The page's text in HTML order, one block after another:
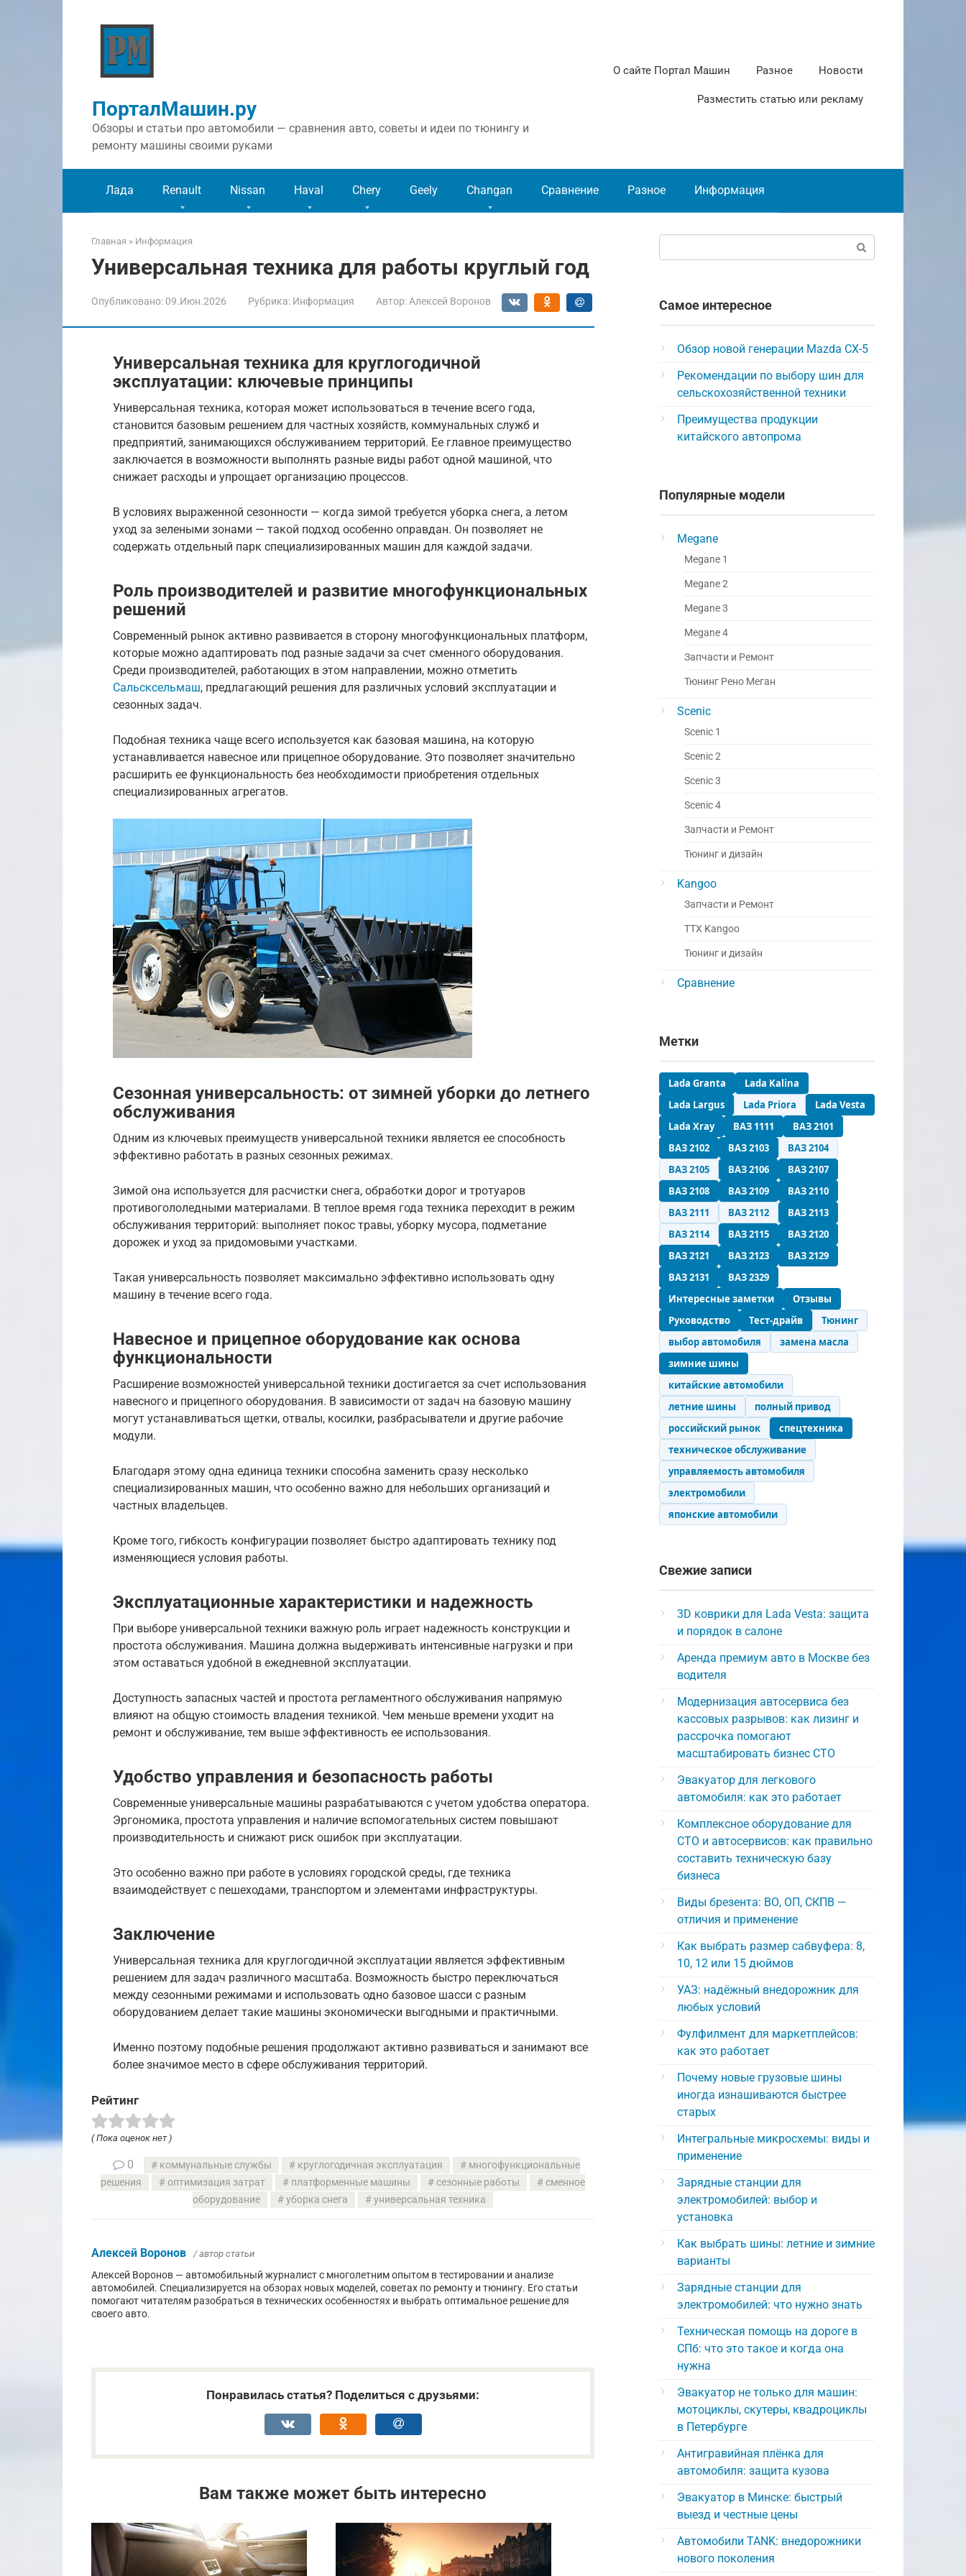
ПорталМашин.ру
Обзоры и статьи про автомобили — сравнения авто, советы и идеи по тюнингу и
ремонту машины своими руками
О сайте Портал Машин Разное Новости
Разместить статью или рекламу
Лада Renault Nissan Haval Chery Geely Changan Сравнение Разное Информация
Главная » Информация
Универсальная техника для работы круглый год
Опубликовано: 09.Июн.2026 Рубрика: Информация Автор: Алексей Воронов
Универсальная техника для круглогодичной
эксплуатации: ключевые принципы
Универсальная техника, которая может использоваться в течение всего года,
становится базовым решением для частных хозяйств, коммунальных служб и
предприятий, занимающихся обслуживанием территорий. Ее главное преимущество
заключается в возможности выполнять разные виды работ одной машиной, что
снижает расходы и упрощает организацию процессов.
В условиях выраженной сезонности — когда зимой требуется уборка снега, а летом
уход за зелеными зонами — такой подход особенно оправдан. Он позволяет не
содержать отдельный парк специализированных машин для каждой задачи.
Роль производителей и развитие многофункциональных
решений
Современный рынок активно развивается в сторону многофункциональных платформ,
которые можно адаптировать под разные задачи за счет сменного оборудования.
Среди производителей, работающих в этом направлении, можно отметить
Сальсксельмаш, предлагающий решения для различных условий эксплуатации и
сезонных задач.
Подобная техника чаще всего используется как базовая машина, на которую
устанавливается навесное или прицепное оборудование. Это позволяет значительно
расширить ее функциональность без необходимости приобретения отдельных
специализированных агрегатов.
Сезонная универсальность: от зимней уборки до летнего
обслуживания
Одним из ключевых преимуществ универсальной техники является ее способность
эффективно работать в разных сезонных режимах.
Зимой она используется для расчистки снега, обработки дорог и тротуаров
противогололедными материалами. В теплое время года техника переходит в режим
обслуживания территорий: выполняет покос травы, уборку мусора, подметание
дорожек и уход за придомовыми участками.
Такая универсальность позволяет максимально эффективно использовать одну
машину в течение всего года.
Навесное и прицепное оборудование как основа
функциональности
Расширение возможностей универсальной техники достигается за счет использования
навесного и прицепного оборудования. В зависимости от задач на базовую машину
могут устанавливаться щетки, отвалы, косилки, разбрасыватели и другие рабочие
модули.
Благодаря этому одна единица техники способна заменить сразу несколько
специализированных машин, что особенно важно для небольших организаций и
частных владельцев.
Кроме того, гибкость конфигурации позволяет быстро адаптировать технику под
изменяющиеся условия работы.
Эксплуатационные характеристики и надежность
При выборе универсальной техники важную роль играет надежность конструкции и
простота обслуживания. Машина должна выдерживать интенсивные нагрузки и при
этом оставаться удобной в ежедневной эксплуатации.
Доступность запасных частей и простота регламентного обслуживания напрямую
влияют на общую стоимость владения техникой. Чем меньше времени уходит на
ремонт и обслуживание, тем выше эффективность ее использования.
Удобство управления и безопасность работы
Современные универсальные машины разрабатываются с учетом удобства оператора.
Эргономика, простота управления и наличие вспомогательных систем повышают
производительность и снижают риск ошибок при эксплуатации.
Это особенно важно при работе в условиях городской среды, где техника
взаимодействует с пешеходами, транспортом и элементами инфраструктуры.
Заключение
Универсальная техника для круглогодичной эксплуатации является эффективным
решением для задач различного масштаба. Возможность быстро переключаться
между сезонными режимами и использовать одно базовое шасси с разным
оборудованием делает такие машины экономически выгодными и практичными.
Именно поэтому подобные решения продолжают активно развиваться и занимают все
более значимое место в сфере обслуживания территорий.
Рейтинг
( Пока оценок нет )
0 коммунальные службы круглогодичная эксплуатация
многофункциональные
решения
оптимизация затрат платформенные машины сезонные работы
сменное
оборудование
уборка снега универсальная техника
Алексей Воронов / автор статьи
Алексей Воронов — автомобильный журналист с многолетним опытом в тестировании и анализе
автомобилей. Специализируется на обзорах новых моделей, советах по ремонту и тюнингу. Его статьи
помогают читателям разобраться в технических особенностях и выбрать оптимальное решение для
своего авто.
Понравилась статья? Поделиться с друзьями:
Вам также может быть интересно
Самое интересное
Обзор новой генерации Mazda CX-5
Рекомендации по выбору шин для
сельскохозяйственной техники
Преимущества продукции
китайского автопрома
Популярные модели
Megane
Megane 1
Megane 2
Megane 3
Megane 4
Запчасти и Ремонт
Тюнинг Рено Меган
Scenic
Scenic 1
Scenic 2
Scenic 3
Scenic 4
Запчасти и Ремонт
Тюнинг и дизайн
Kangoo
Запчасти и Ремонт
ТТХ Kangoo
Тюнинг и дизайн
Сравнение
Метки
Lada Granta
Lada Kalina
Lada Largus
Lada Priora
Lada Vesta
Lada Xray
ВАЗ 1111
ВАЗ 2101
ВАЗ 2102
ВАЗ 2103
ВАЗ 2104
ВАЗ 2105
ВАЗ 2106
ВАЗ 2107
ВАЗ 2108
ВАЗ 2109
ВАЗ 2110
ВАЗ 2111
ВАЗ 2112
ВАЗ 2113
ВАЗ 2114
ВАЗ 2115
ВАЗ 2120
ВАЗ 2121
ВАЗ 2123
ВАЗ 2129
ВАЗ 2131
ВАЗ 2329
Интересные заметки
Отзывы
Руководство
Тест-драйв
Тюнинг
выбор автомобиля
замена масла
зимние шины
китайские автомобили
летние шины
полный привод
российский рынок
спецтехника
техническое обслуживание
управляемость автомобиля
электромобили
японские автомобили
Свежие записи
3D коврики для Lada Vesta: защита
и порядок в салоне
Аренда премиум авто в Москве без
водителя
Модернизация автосервиса без
кассовых разрывов: как лизинг и
рассрочка помогают
масштабировать бизнес СТО
Эвакуатор для легкового
автомобиля: как это работает
Комплексное оборудование для
СТО и автосервисов: как правильно
составить техническую базу
бизнеса
Виды брезента: ВО, ОП, СКПВ —
отличия и применение
Как выбрать размер сабвуфера: 8,
10, 12 или 15 дюймов
УАЗ: надёжный внедорожник для
любых условий
Фулфилмент для маркетплейсов:
как это работает
Почему новые грузовые шины
иногда изнашиваются быстрее
старых
Интегральные микросхемы: виды и
применение
Зарядные станции для
электромобилей: выбор и
установка
Как выбрать шины: летние и зимние
варианты
Зарядные станции для
электромобилей: что нужно знать
Техническая помощь на дороге в
СПб: что это такое и когда она
нужна
Эвакуатор не только для машин:
мотоциклы, скутеры, квадроциклы
в Петербурге
Антигравийная плёнка для
автомобиля: защита кузова
Эвакуатор в Минске: быстрый
выезд и честные цены
Автомобили TANK: внедорожники
нового поколения